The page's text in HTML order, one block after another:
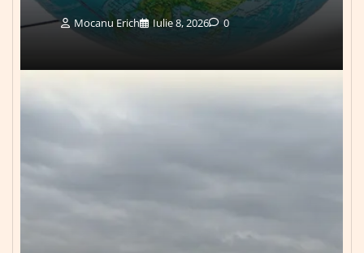
Mocanu Erich Iulie 8, 2026 0